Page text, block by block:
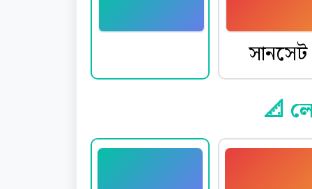
সানসেট
📐